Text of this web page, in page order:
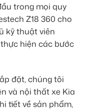
trong mọi quy
Z18 360 cho
kỹ thuật viên
hiện các bước
đặt, chúng tôi
và nội thất xe Kia
tiết về sản phẩm,